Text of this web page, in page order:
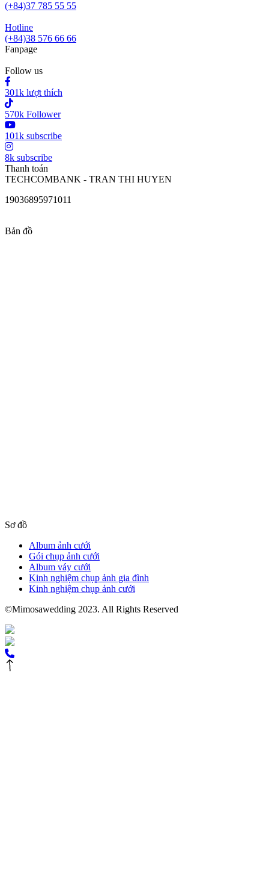
(+84)37 785 55 55
Hotline
(+84)38 576 66 66
Fanpage
Follow us
301k lượt thích
570k Follower
101k subscribe
8k subscribe
Thanh toán
TECHCOMBANK - TRAN THI HUYEN
19036895971011
Bản đồ
Sơ đồ
Album ảnh cưới
Gói chụp ảnh cưới
Album váy cưới
Kinh nghiệm chụp ảnh gia đình
Kinh nghiệm chụp ảnh cưới
©Mimosawedding 2023. All Rights Reserved